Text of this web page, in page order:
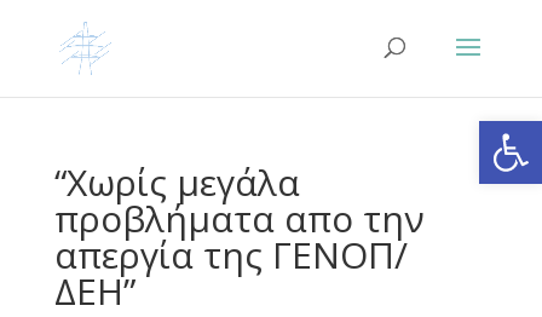
“Χωρίς μεγάλα
προβλήματα απο την
απεργία της ΓΕΝΟΠ/
ΔΕΗ”